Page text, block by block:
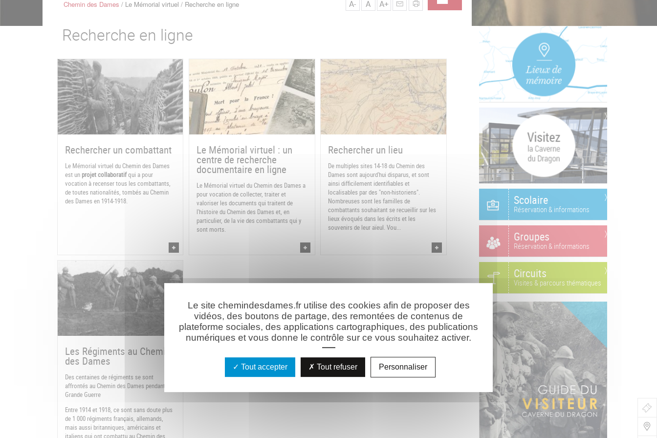
de
Fil
Chemin des Dames Le Mémorial virtuel Recherche en ligne A- A A+
Recherche en ligne
Rechercher un combattant
Le Mémorial virtuel du Chemin des Dames
est un projet collaboratifqui a pour
vocation à recenser tous les combattants,
de toutes nationalités, tombés au Chemin
des Dames en 1914-1918.
Le Mémorial virtuel : un
centre de recherche
documentaire en ligne
Le Mémorial virtuel du Chemin des Dames a
pour vocation de collecter, traiter et
valoriser les documents qui traitent de
l'histoire du Chemin des Dames et, en
particulier, de la vie des combattants qui y
sont morts.
Rechercher un lieu
De multiples sites 14-18 du Chemin des
Dames sont aujourd'hui disparus, et sont
ainsi difficilement identifiables et
localisables par des "non-historiens".
Nombreuses sont les familles de
combattants souhaitant se recueillir sur les
lieux évoqués dans les écrits et les
souvenirs de leur aïeul. Vou...
Les Régiments au Chemin
des Dames
Des centaines de régiments se sont
affrontés au Chemin des Dames pendant la
Grande Guerre
Entre 1914 et 1918, ce sont sans doute plus
de 1 000 régiments français, allemands,
mais aussi britanniques, américains et
italiens qui ont combattu au Chemin des
Scolaire
Réservation & informations
Groupes
Réservation & informations
Circuits
Visites & parcours thématiques
Le site chemindesdames.fr utilise des cookies afin de proposer des
vidéos, des boutons de partage, des remontées de contenus de
plateforme sociales, des applications cartographiques, des publications
numériques et vous donne le contrôle sur ce vous souhaitez activer.
Tout accepter Tout refuser Personnaliser